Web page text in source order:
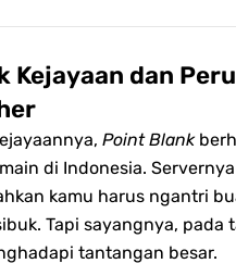
Kejayaan dan
Point Blank
di Indonesia.
kamu harus ngantri
Tapi sayangnya, pada
tantangan besar.